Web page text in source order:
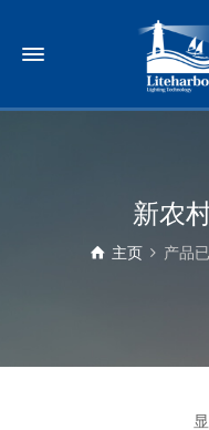
新农
主页 产品